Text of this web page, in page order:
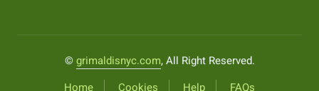
© grimaldisnyc.com, All Right Reserved.
Home
Cookies Help FAQs